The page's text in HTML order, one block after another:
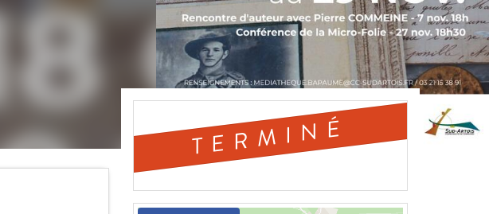
TERMINÉ